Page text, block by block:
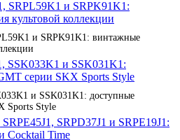
и SRPK91K1: винтажные
и SSK031K1: доступные
Sports Style